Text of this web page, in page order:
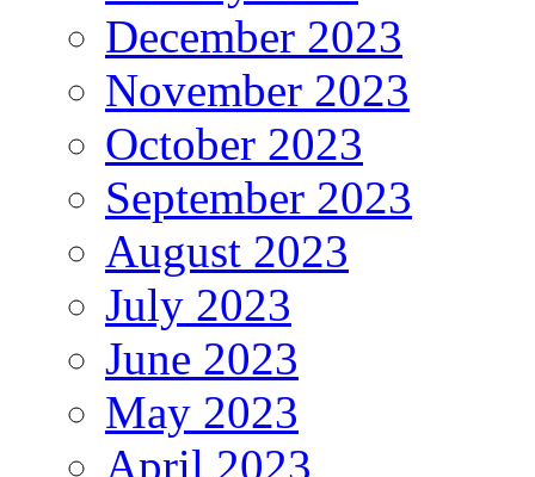
December 2023
November 2023
October 2023
September 2023
August 2023
July 2023
June 2023
May 2023
April 2023